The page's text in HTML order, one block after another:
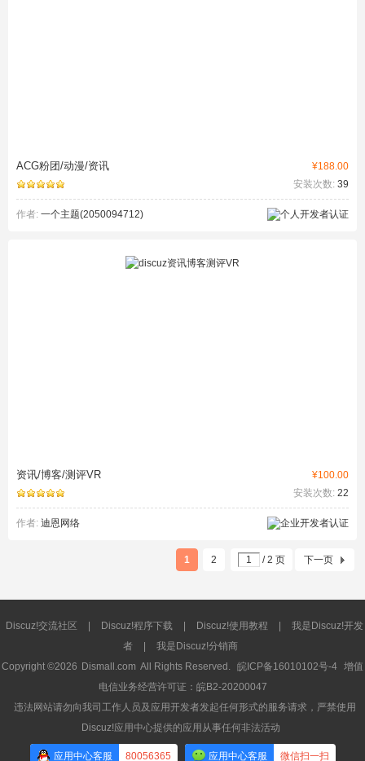
¥188.00
ACG粉团/动漫/资讯
安装次数: 39
作者: 一个主题(2050094712)
¥100.00
资讯/博客/测评VR
安装次数: 22
作者: 迪恩网络
1 2 / 2 页 下一页
Discuz!交流社区 Discuz!程序下载 Discuz!使用教程
我是Discuz!开发
者
我是Discuz!分销商
Copyright ©2026 Dismall.com All Rights Reserved. 皖ICP备16010102号-4 增值
电信业务经营许可证：皖B2-20200047
违法网站请勿向我司工作人员及应用开发者发起任何形式的服务请求，严禁使用
Discuz!应用中心提供的应用从事任何非法活动
应用中心客服 80056365 应用中心客服 微信扫一扫